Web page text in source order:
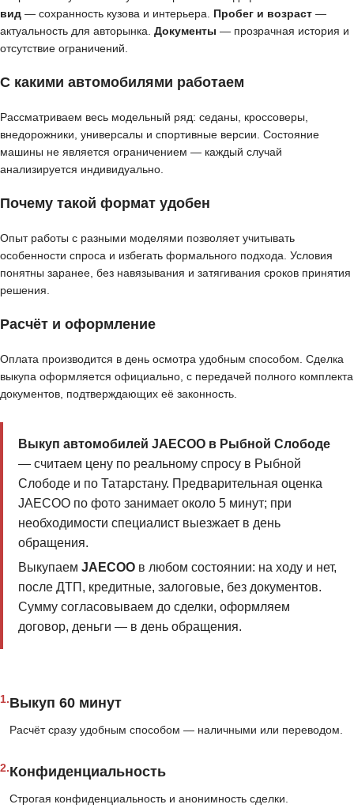
вид — сохранность кузова и интерьера. Пробег и возраст —
актуальность для авторынка. Документы — прозрачная история и
отсутствие ограничений.
С какими автомобилями работаем
Рассматриваем весь модельный ряд: седаны, кроссоверы,
внедорожники, универсалы и спортивные версии. Состояние
машины не является ограничением — каждый случай
анализируется индивидуально.
Почему такой формат удобен
Опыт работы с разными моделями позволяет учитывать
особенности спроса и избегать формального подхода. Условия
понятны заранее, без навязывания и затягивания сроков принятия
решения.
Расчёт и оформление
Оплата производится в день осмотра удобным способом. Сделка
выкупа оформляется официально, с передачей полного комплекта
документов, подтверждающих её законность.
Выкуп автомобилей JAECOO в Рыбной Слободе
— считаем цену по реальному спросу в Рыбной
Слободе и по Татарстану. Предварительная оценка
JAECOO по фото занимает около 5 минут; при
необходимости специалист выезжает в день
обращения.
Выкупаем JAECOOв любом состоянии: на ходу и нет,
после ДТП, кредитные, залоговые, без документов.
Сумму согласовываем до сделки, оформляем
договор, деньги — в день обращения.
1.Выкуп 60 минут
Расчёт сразу удобным способом — наличными или переводом.
2.Конфиденциальность
Строгая конфиденциальность и анонимность сделки.